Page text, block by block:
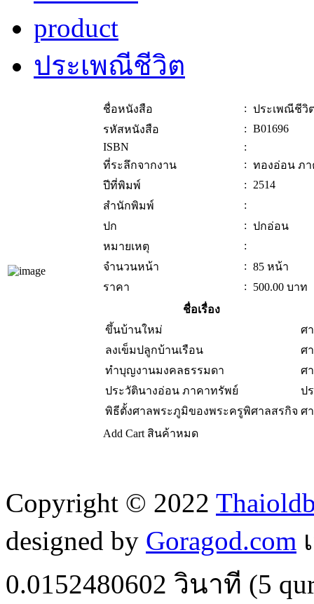
product
ประเพณีชีวิต
ชื่อหนังสือ : ประเพณีชีวิ
รหัสหนังสือ
: B01696
ISBN
:
ที่ระลึกจากงาน
: ทองอ่อน ภ
ปีที่พิมพ์
: 2514
สำนักพิมพ์
:
ปก
: ปกอ่อน
หมายเหตุ
:
จำนวนหน้า
: 85 หน้า
ราคา
: 500.00 บาท
ชื่อเรื่อง
ขึ้นบ้านใหม่
ศ
ลงเข็มปลูกบ้านเรือน
ศ
ทำบุญงานมงคลธรรมดา
ศ
ประวัตินางอ่อน ภาคาทรัพย์
ป
พิธีตั้งศาลพระภูมิของพระครูพิศาลสรกิจ ศ
Add Cart สินค้าหมด
Copyright © 2022
designed by Goragod.com
0.0152480602 วินาที (5